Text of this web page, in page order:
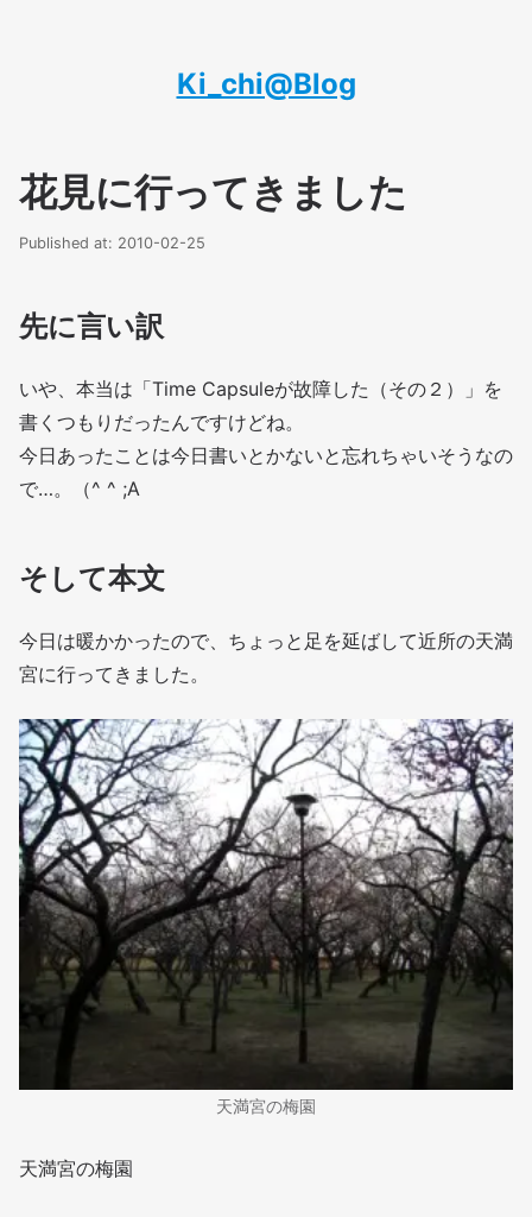
Ki_chi@Blog
花見に行ってきました
Published at: 2010-02-25
先に言い訳
いや、本当は「Time Capsuleが故障した（その２）」を
書くつもりだったんですけどね。
今日あったことは今日書いとかないと忘れちゃいそうなの
で…。（^ ^ ;A
そして本文
今日は暖かかったので、ちょっと足を延ばして近所の天満
宮に行ってきました。
天満宮の梅園
天満宮の梅園